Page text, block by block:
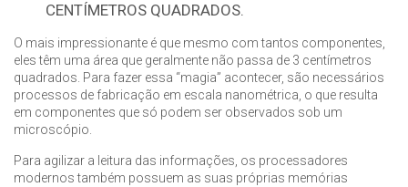
CENTÍMETROS QUADRADOS.
O mais impressionante é que mesmo com tantos componentes,
eles têm uma área que geralmente não passa de 3 centímetros
quadrados. Para fazer essa “magia” acontecer, são necessários
processos de fabricação em escala nanométrica, o que resulta
em componentes que só podem ser observados sob um
microscópio.
Para agilizar a leitura das informações, os processadores
modernos também possuem as suas próprias memórias